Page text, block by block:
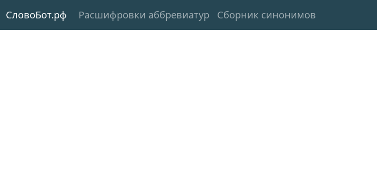
СловоБот.рф Расшифровки аббревиатур Сборник синонимов